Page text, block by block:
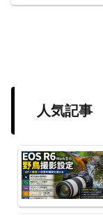
人気記事